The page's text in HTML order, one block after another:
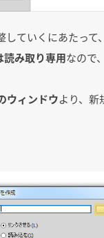
ていくにあたって、
み取り専用なので
ウィンドウより、新